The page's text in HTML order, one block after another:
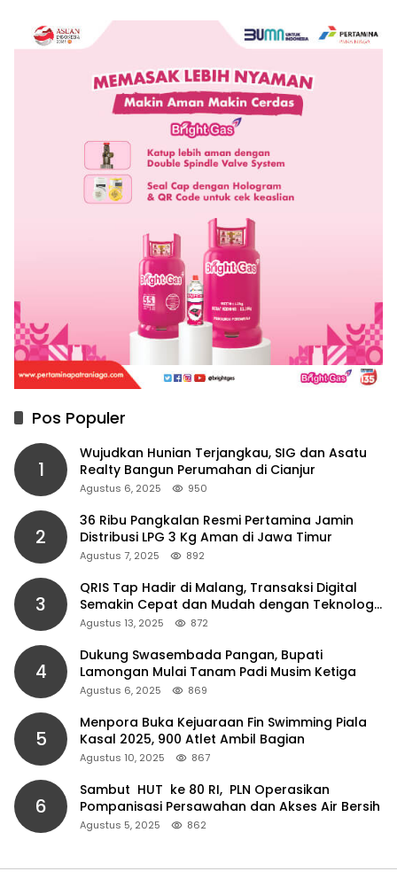
Pos Populer
1
Wujudkan Hunian Terjangkau, SIG dan Asatu
Realty Bangun Perumahan di Cianjur
Agustus 6, 2025 950
2
36 Ribu Pangkalan Resmi Pertamina Jamin
Distribusi LPG 3 Kg Aman di Jawa Timur
Agustus 7, 2025 892
3
QRIS Tap Hadir di Malang, Transaksi Digital
Semakin Cepat dan Mudah dengan Teknologi
NFC
Agustus 13, 2025 872
4
Dukung Swasembada Pangan, Bupati
Lamongan Mulai Tanam Padi Musim Ketiga
Agustus 6, 2025 869
5
Menpora Buka Kejuaraan Fin Swimming Piala
Kasal 2025, 900 Atlet Ambil Bagian
Agustus 10, 2025 867
6
Sambut HUT ke 80 RI, PLN Operasikan
Pompanisasi Persawahan dan Akses Air Bersih
Agustus 5, 2025 862